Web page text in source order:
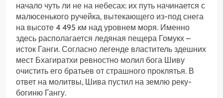
начало чуть ли не на небесах: их путь начинается с
малюсенького ручейка, вытекающего из-под снега
на высоте 4 495 км над уровнем моря. Именно
здесь располагается ледяная пещера Гомукх –
исток Ганги. Согласно легенде властитель здешних
мест Бхагиратхи ревностно молил бога Шиву
очистить его братьев от страшного проклятья. В
ответ на молитвы, Шива пустил на землю реку-
богиню Гангу.